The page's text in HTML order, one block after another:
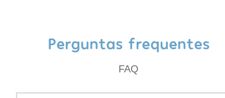
Perguntas frequentes
FAQ